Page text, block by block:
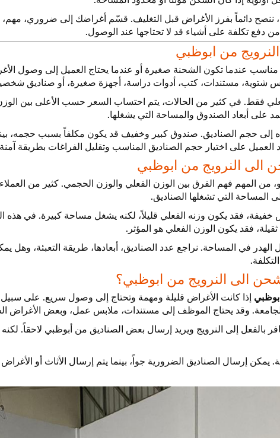
ننصح دائماً بفرز الأغراض قبل التغليف. قسّم أغراضك إلى ضروري،
دفع تكلفة على أشياء قد لا تحتاجها عند الوصول.
من ابوظبي
مناسب عندما تكون الشحنة صغيرة أو عندما يحتاج العميل إلى وصول
شتوية، مستندات، كتب، أدوات دراسة، أجهزة صغيرة، أو صناديق
فقط. في كثير من الحالات، يتم احتساب السعر حسب الأعلى بين
على أبعاد الصندوق والمساحة التي يشغلها.
إلى حجم الصناديق. صندوق كبير وخفيف قد يكون مكلفاً بسبب حجمه،
على اختيار حجم الصناديق المناسب وتقليل الفراغات بطريقة
الى النرويج من ابوظبي
من المهم فهم الفرق بين الوزن الفعلي والوزن الحجمي. كثير من
المساحة التي تشغلها الصناديق.
فقد يكون وزنه الفعلي قليلاً، لكنه يشغل مساحة كبيرة. في هذه
فقد يكون الوزن الفعلي هو المؤثر.
في المساحة. نراجع عدد الصناديق، أبعادها، طريقة التعبئة، وهل
الى النرويج من ابوظبي؟
إذا كانت الأغراض قليلة ومهمة وتحتاج إلى وصول سريع. على سبيل
وقد يحتاج الموظف إلى مستندات، ملابس عمل، وبعض الأغراض
إلى النرويج ويريد إرسال بعض الصناديق من أبوظبي لاحقاً. لكنه
إرسال الصناديق الضرورية جواً، بينما يتم إرسال الأثاث أو الأغراض